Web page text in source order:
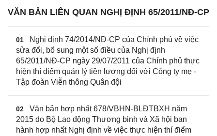
BLĐTBXH
VĂN BẢN LIÊN QUAN NGHỊ ĐỊNH 65/2011/NĐ-CP
01
Nghị định 74/2014/NĐ-CP của Chính phủ về việc
sửa đổi, bổ sung một số điều của Nghị định
65/2011/NĐ-CP ngày 29/07/2011 của Chính phủ thực
hiện thí điểm quản lý tiền lương đối với Công ty mẹ -
Tập đoàn Viễn thông Quân đội
02
Văn bản hợp nhất 678/VBHN-BLĐTBXH năm
2015 do Bộ Lao động Thương binh và Xã hội ban
hành hợp nhất Nghị định về việc thực hiện thí điểm